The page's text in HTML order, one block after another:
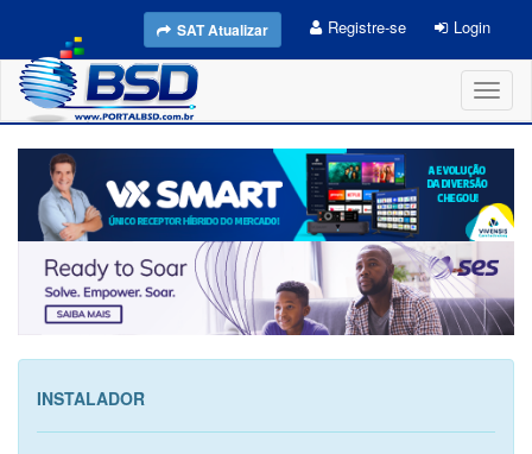
SAT Atualizar Registre-se Login
INSTALADOR